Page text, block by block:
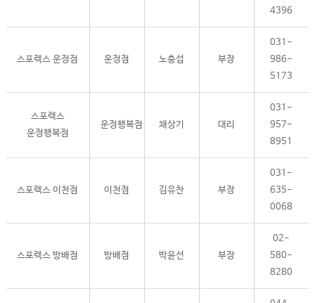
4396
스포렉스 운정점 운정점 노충섭 부장
031-
986-
5173
스포렉스
운정행복점
운정행복점 채상기 대리
031-
957-
8951
스포렉스 이천점 이천점 김유찬 부장
031-
635-
0068
스포렉스 방배점 방배점 박윤선 부장
02-
580-
8280